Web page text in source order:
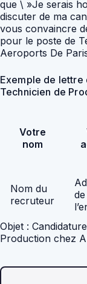
que \ »Je serais
discuter de ma
vous convaincre
pour le poste de
Aeroports De
Exemple de lettre
Technicien de
Votre
nom
Nom du
recruteur
de
Objet :
Production chez